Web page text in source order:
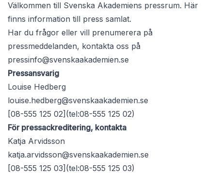
Välkommen till Svenska Akademiens pressrum. Här
finns information till press samlat.
Har du frågor eller vill prenumerera på
pressmeddelanden, kontakta oss på
pressinfo@svenskaakademien.se
Pressansvarig
Louise Hedberg
louise.hedberg@svenskaakademien.se
[08-555 125 02](tel:08-555 125 02)
För pressackreditering, kontakta
Katja Arvidsson
katja.arvidsson@svenskaakademien.se
[08-555 125 03](tel:08-555 125 03)